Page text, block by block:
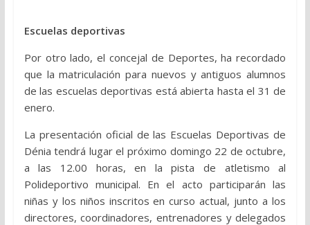
Escuelas deportivas
Por otro lado, el concejal de Deportes, ha recordado
que la matriculación para nuevos y antiguos alumnos
de las escuelas deportivas está abierta hasta el 31 de
enero.
La presentación oficial de las Escuelas Deportivas de
Dénia tendrá lugar el próximo domingo 22 de octubre,
a las 12.00 horas, en la pista de atletismo al
Polideportivo municipal. En el acto participarán las
niñas y los niños inscritos en curso actual, junto a los
directores, coordinadores, entrenadores y delegados